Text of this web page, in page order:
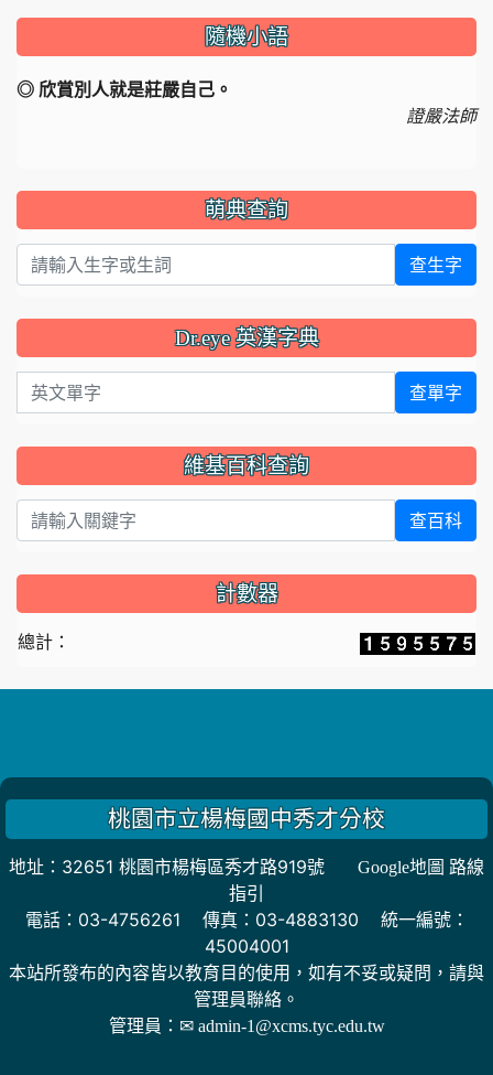
隨機小語
◎ 欣賞別人就是莊嚴自己。
證嚴法師
萌典查詢
查生字
Dr.eye 英漢字典
英文單字 查單字
維基百科查詢
查百科
計數器
總計：
桃園市立楊梅國中秀才分校
地址：32651 桃園市楊梅區秀才路919號
Google地圖 路線
指引
電話：03-4756261 傳真：03-4883130 統一編號：
45004001
本站所發布的內容皆以教育目的使用，如有不妥或疑問，請與
管理員聯絡。
管理員： ✉ admin-1@xcms.tyc.edu.tw